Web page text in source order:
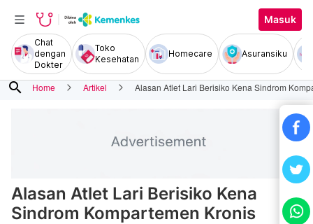
Masuk
Chat
dengan
Dokter
Toko
Kesehatan
Homecare Asuransiku
search Home Artikel Alasan Atlet Lari Berisiko Kena Sindrom
Alasan Atlet Lari Berisiko Kena
Sindrom Kompartemen Kronis